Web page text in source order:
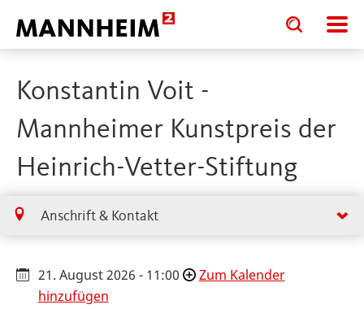
Toggle
search
input
Toggle
search
input
Konstantin Voit -
Mannheimer Kunstpreis der
Heinrich-Vetter-Stiftung
Anschrift & Kontakt
21. August 2026 - 11:00
Zum Kalender
hinzufügen